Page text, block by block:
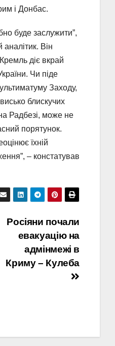
і Донбас.
буде заслужити”,
аналітик. Він
діє вкрай
Чи піде
Заходу,
блискучих
Радбезі, може не
порятунок.
їхній
– констатував
Росіяни почали
евакуацію на
адмінмежі в
Криму – Кулеба